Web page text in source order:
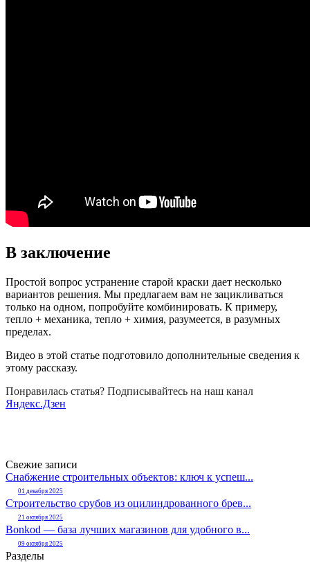
В заключение
Простой вопрос устранение старой краски дает несколько
вариантов решения. Мы предлагаем вам не зацикливаться
только на одном, попробуйте комбинировать. К примеру,
тепло + механика, тепло + химия, разумеется, в разумных
пределах.
Видео в этой статье подготовило дополнительные сведения к
этому рассказу.
Понравилась статья? Подписывайтесь на наш канал
Яндекс.Дзен
Свежие записи
Снабжение строительных объектов: ключ к успеш...
01 декабря 2025
Строительство срубов из оцилиндрованного брев...
21 октября 2025
Bonkod — база лучших магазинов для удобного в...
09 октября 2025
Разделы